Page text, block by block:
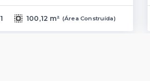
1 100,12 m² (Área Construída)